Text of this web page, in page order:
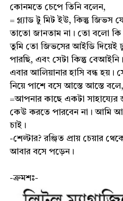
কোনমতে চেপে তিনি বলেন,
= গ্ল্যাড টু মিট ইউ, কিন্তু জিভস
তাতো জানতাম না। তো বলো কি
তুমি তো জিভসের আইডি দিয়েই
পারছি, এবং সেটা কিন্তু বেআইনি।
এবার আলিয়ানার হাসি বন্ধ হয়।
নিয়ে পাশে বসে আস্তে আস্তে বলে,
=আপনার কাছে একটা সাহায্যের
কেউ করতে পারবেন না। আমি
চাই।
-শেল্টার? রঞ্জিত প্রায় চেয়ার
আবার বসে পড়েন।
-ক্রমশঃ-